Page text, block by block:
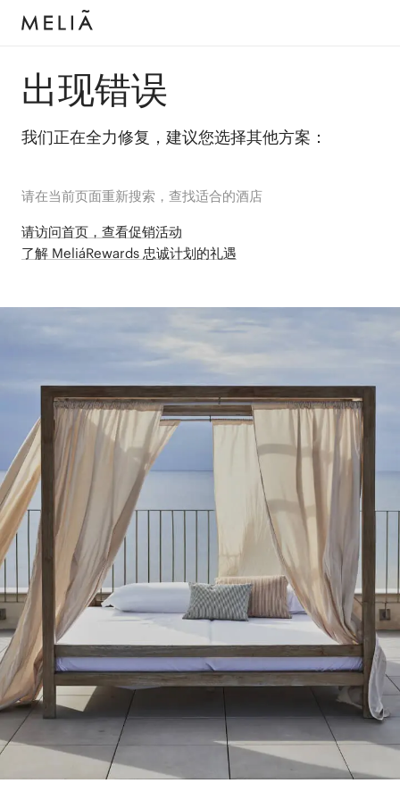
出现错误
我们正在全力修复，建议您选择其他方案：
请在当前页面重新搜索，查找适合的酒店
请访问首页，查看促销活动
了解 MeliáRewards 忠诚计划的礼遇